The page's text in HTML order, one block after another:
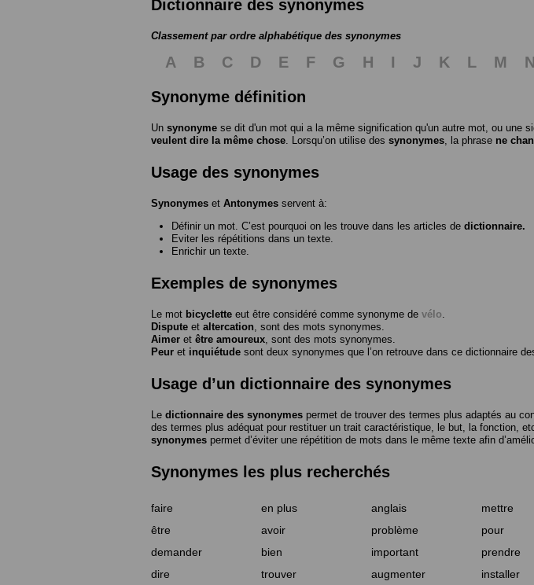
Dictionnaire des synonymes
Classement par ordre alphabétique des synonymes
A B C D E F G H I J K L M N
Synonyme définition
Un synonyme se dit d'un mot qui a la même signification qu'un autre mot, ou une
veulent dire la même chose . Lorsqu’on utilise des synonymes , la phrase ne
Usage des synonymes
Synonymes et Antonymes servent à:
Définir un mot. C’est pourquoi on les trouve dans les articles de dictionnaire.
Eviter les répétitions dans un texte.
Enrichir un texte.
Exemples de synonymes
Le mot bicyclette eut être considéré comme synonyme de vélo
Dispute et altercation , sont des mots synonymes.
Aimer et être amoureux , sont des mots synonymes.
Peur et inquiétude sont deux synonymes que l’on retrouve dans ce dictionnaire
Usage d’un dictionnaire des synonymes
Le dictionnaire des synonymes permet de trouver des termes plus adaptés au
des termes plus adéquat pour restituer un trait caractéristique, le but, la fonction,
synonymes permet d’éviter une répétition de mots dans le même texte afin
Synonymes les plus recherchés
faire en plus anglais mettre
être
avoir problème pour
demander
bien important prendre
dire
trouver augmenter installer